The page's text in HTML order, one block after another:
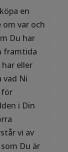
en
om var och
Du har
framtida
eller
vad Ni
för
i Din
vi av
Du är